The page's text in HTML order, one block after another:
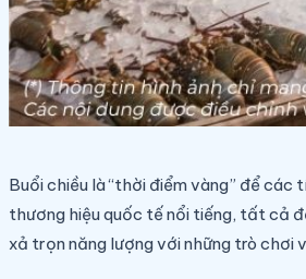
Buổi chiều là “thời điểm vàng” để
thương hiệu quốc tế nổi tiếng, tất cả
xả trọn năng lượng với những trò chơi